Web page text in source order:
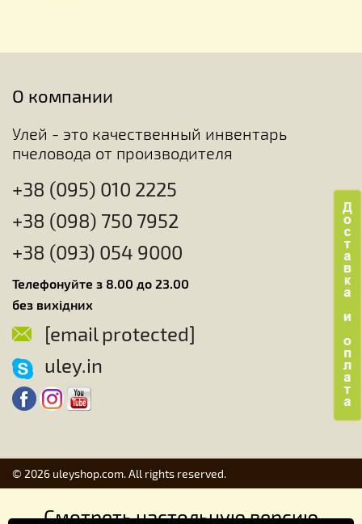
О компании
Улей - это качественный инвентарь
пчеловода от производителя
+38 (095) 010 2225
+38 (098) 750 7952
+38 (093) 054 9000
Телефонуйте з 8.00 до 23.00
без вихідних
[email protected]
uley.in
© 2026 uleyshop.com. All rights reserved.
Смотреть настольную версию